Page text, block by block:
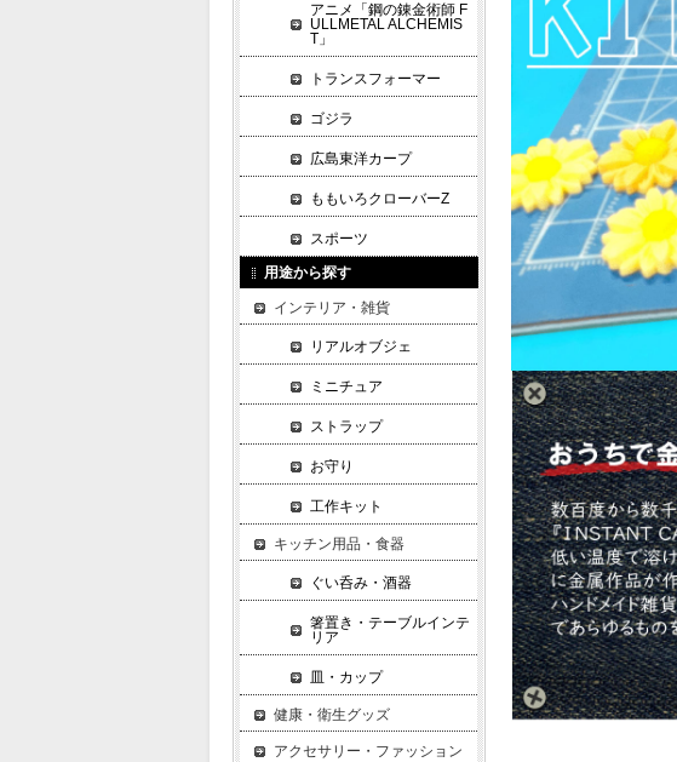
アニメ「鋼の錬金術師 F
ULLMETAL ALCHEMIS
T」
トランスフォーマー
ゴジラ
広島東洋カープ
ももいろクローバーZ
スポーツ
用途から探す
インテリア・雑貨
リアルオブジェ
ミニチュア
ストラップ
お守り
工作キット
キッチン用品・食器
ぐい呑み・酒器
箸置き・テーブルインテ
リア
皿・カップ
健康・衛生グッズ
アクセサリー・ファッション